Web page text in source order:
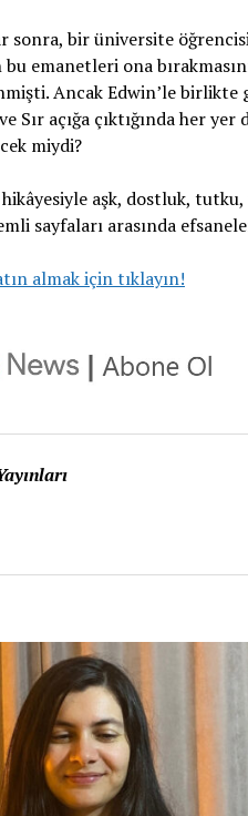
sonra, bir üniversite
emanetleri ona
Ancak Edwin’le
Sır açığa çıktığında her
miydi?
hikâyesiyle aşk, dostluk,
sayfaları arasında
almak için tıklayın!